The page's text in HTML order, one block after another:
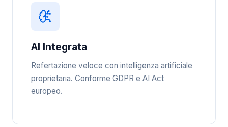
AI Integrata
Refertazione veloce con intelligenza artificiale
proprietaria. Conforme GDPR e AI Act
europeo.